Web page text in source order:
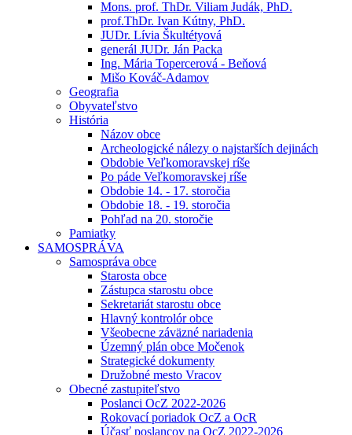
Mons. prof. ThDr. Viliam Judák, PhD.
prof.ThDr. Ivan Kútny, PhD.
JUDr. Lívia Škultétyová
generál JUDr. Ján Packa
Ing. Mária Topercerová - Beňová
Mišo Kováč-Adamov
Geografia
Obyvateľstvo
História
Názov obce
Archeologické nálezy o najstarších dejinách
Obdobie Veľkomoravskej ríše
Po páde Veľkomoravskej ríše
Obdobie 14. - 17. storočia
Obdobie 18. - 19. storočia
Pohľad na 20. storočie
Pamiatky
SAMOSPRÁVA
Samospráva obce
Starosta obce
Zástupca starostu obce
Sekretariát starostu obce
Hlavný kontrolór obce
Všeobecne záväzné nariadenia
Územný plán obce Močenok
Strategické dokumenty
Družobné mesto Vracov
Obecné zastupiteľstvo
Poslanci OcZ 2022-2026
Rokovací poriadok OcZ a OcR
Účasť poslancov na OcZ 2022-2026